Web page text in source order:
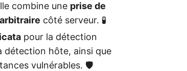
combine une prise de
côté serveur. 🧪
pour la détection
détection hôte, ainsi que
vulnérables. 🛡️